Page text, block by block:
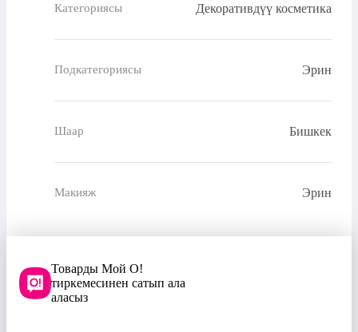
Категориясы Декоративдүү косметика
Подкатегориясы Эрин
Шаар Бишкек
Макияж Эрин
Товарды Мой О!
тиркемесинен сатып ала
аласыз